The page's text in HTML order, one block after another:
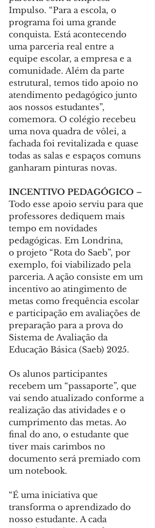
Impulso. “Para a escola, o
programa foi uma grande
conquista. Está acontecendo
uma parceria real entre a
equipe escolar, a empresa e a
comunidade. Além da parte
estrutural, temos tido apoio no
atendimento pedagógico junto
aos nossos estudantes”,
comemora. O colégio recebeu
uma nova quadra de vôlei, a
fachada foi revitalizada e quase
todas as salas e espaços comuns
ganharam pinturas novas.
INCENTIVO PEDAGÓGICO –
Todo esse apoio serviu para que
professores dediquem mais
tempo em novidades
pedagógicas. Em Londrina,
o projeto “Rota do Saeb”, por
exemplo, foi viabilizado pela
parceria. A ação consiste em um
incentivo ao atingimento de
metas como frequência escolar
e participação em avaliações de
preparação para a prova do
Sistema de Avaliação da
Educação Básica (Saeb) 2025.
Os alunos participantes
recebem um “passaporte”, que
vai sendo atualizado conforme a
realização das atividades e o
cumprimento das metas. Ao
final do ano, o estudante que
tiver mais carimbos no
documento será premiado com
um notebook.
“É uma iniciativa que
transforma o aprendizado do
nosso estudante. A cada